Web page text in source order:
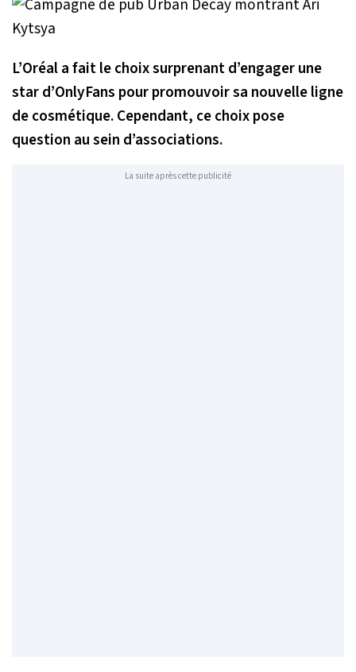
L’Oréal a fait le choix surprenant d’engager une
star d’OnlyFans pour promouvoir sa nouvelle ligne
de cosmétique. Cependant, ce choix pose
question au sein d’associations.
La suite après cette publicité